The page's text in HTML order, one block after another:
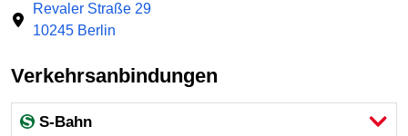
Revaler Straße 29
10245 Berlin
Verkehrsanbindungen
S-Bahn